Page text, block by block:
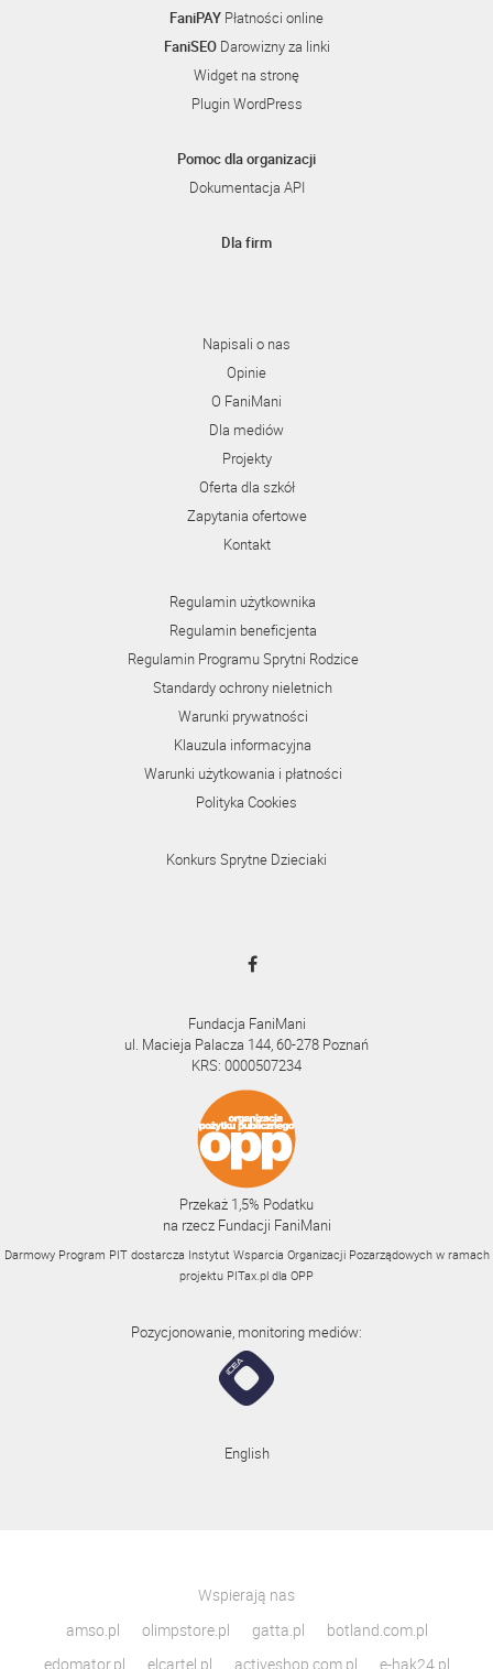
FaniPAY Płatności online
FaniSEODarowizny za linki
Widget na stronę
Plugin WordPress
Pomoc dla organizacji
Dokumentacja API
Dla firm
Napisali o nas
Opinie
O FaniMani
Dla mediów
Projekty
Oferta dla szkół
Zapytania ofertowe
Kontakt
Regulamin użytkownika
Regulamin beneficjenta
Regulamin Programu Sprytni Rodzice
Standardy ochrony nieletnich
Warunki prywatności
Klauzula informacyjna
Warunki użytkowania i płatności
Polityka Cookies
Konkurs Sprytne Dzieciaki
Fundacja FaniMani
ul. Macieja Palacza 144, 60-278 Poznań
KRS: 0000507234
Przekaż 1,5% Podatku
na rzecz Fundacji FaniMani
Darmowy Program PIT dostarcza Instytut Wsparcia Organizacji Pozarządowych w ramach
projektu PITax.pl dla OPP
Pozycjonowanie, monitoring mediów:
English
Wspierają nas
amso.pl
olimpstore.pl gatta.pl
botland.com.pl
edomator.pl
elcartel.pl activeshop.com.pl e-hak24.pl